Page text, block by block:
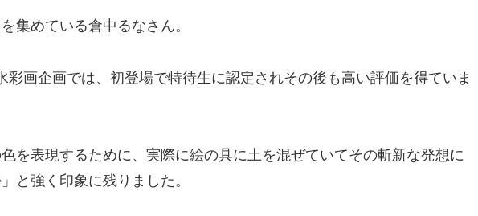
集めている倉中るなさん。
彩画企画では、初登場で特待生に認定されその後も高い評価を得ていま
を表現するために、実際に絵の具に土を混ぜていてその斬新な発想に
と強く印象に残りました。